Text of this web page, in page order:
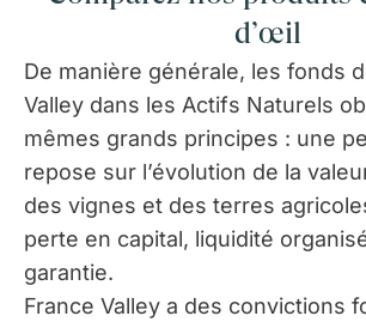
d’œil
De manière générale, les fonds
Valley dans les Actifs Naturels
mêmes grands principes : une
repose sur l’évolution de la
des vignes et des terres
perte en capital, liquidité
garantie.
France Valley a des convictions